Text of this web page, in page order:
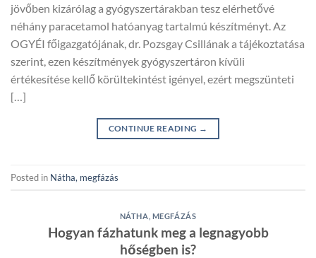
jövőben kizárólag a gyógyszertárakban tesz elérhetővé
néhány paracetamol hatóanyag tartalmú készítményt. Az
OGYÉI főigazgatójának, dr. Pozsgay Csillának a tájékoztatása
szerint, ezen készítmények gyógyszertáron kívüli
értékesítése kellő körültekintést igényel, ezért megszünteti
[…]
CONTINUE READING →
Posted in Nátha, megfázás
NÁTHA, MEGFÁZÁS
Hogyan fázhatunk meg a legnagyobb
hőségben is?